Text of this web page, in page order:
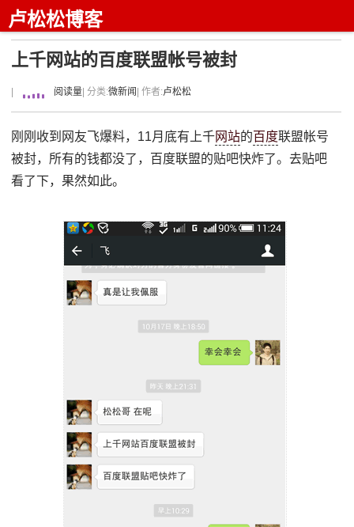
卢松松博客
上千网站的百度联盟帐号被封
阅读量 | 分类:微新闻 | 作者:卢松松
刚刚收到网友飞爆料，11月底有上千网站的百度联盟帐号
被封，所有的钱都没了，百度联盟的贴吧快炸了。去贴吧
看了下，果然如此。